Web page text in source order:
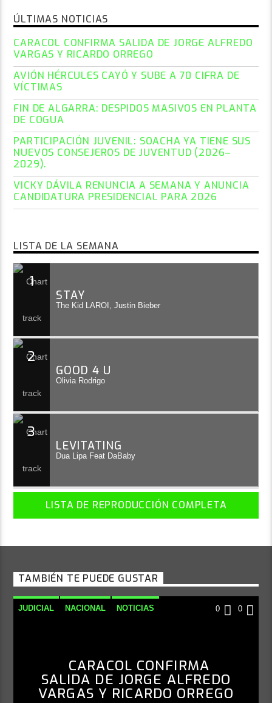
ÚLTIMAS NOTICIAS
CARACOL CONFIRMA SALIDA DE JORGE ALFREDO
VARGAS Y RICARDO ORREGO
AVIÓN HÉRCULES CAYÓ Y SUBE A 70 CIFRA DE
VÍCTIMAS
FIN DE ALGARRA: DESPIDOS MASIVOS EN PLANTA
DE COGUA
PARTICIPACIÓN JUVENIL: SOACHA YA TIENE SUS
NUEVOS CONSEJEROS DE JUVENTUD (2026–
2029).
VICKY DÁVILA RENUNCIA A SEMANA Y ANUNCIA
CANDIDATURA PRESIDENCIAL PARA 2026
LISTA DE LA SEMANA
1
STAY
The Kid LAROI, Justin Bieber
2
GOOD 4 U
Olivia Rodrigo
3
LEVITATING
Dua Lipa Feat DaBaby
LISTA DE REPRODUCCIÓN COMPLETA
TAMBIÉN TE PUEDE GUSTAR
JUDICIAL NACIONAL NOTICIAS 0 0
CARACOL CONFIRMA
SALIDA DE JORGE ALFREDO
VARGAS Y RICARDO ORREGO